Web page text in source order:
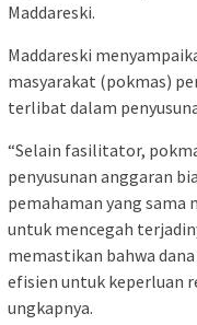
Maddareski.
Maddareski
masyarakat (pokmas)
terlibat dalam
“Selain fasilitator,
penyusunan anggaran
pemahaman yang sama
untuk mencegah
memastikan bahwa
efisien untuk keperluan
ungkapnya.